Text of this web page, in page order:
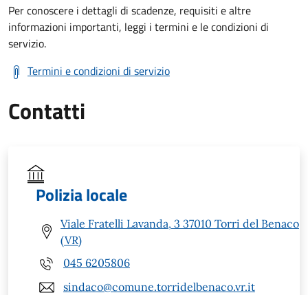
Per conoscere i dettagli di scadenze, requisiti e altre
informazioni importanti, leggi i termini e le condizioni di
servizio.
Termini e condizioni di servizio
Contatti
Polizia locale
Viale Fratelli Lavanda, 3 37010 Torri del Benaco
(VR)
045 6205806
sindaco@comune.torridelbenaco.vr.it